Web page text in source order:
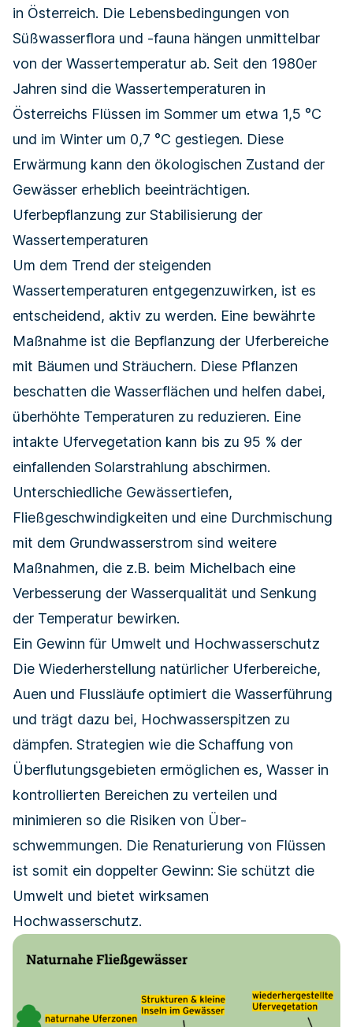
in Österreich. Die Lebens­bedingungen von
Süßwasser­flora und -fauna hängen unmittelbar
von der Wassertemperatur ab. Seit den 1980er
Jahren sind die Wassertemperaturen in
Österreichs Flüssen im Sommer um etwa 1,5 °C
und im Winter um 0,7 °C gestiegen. Diese
Erwärmung kann den ökologischen Zustand der
Gewässer erheblich beeinträchtigen.
Uferbepflanzung zur Stabilisierung der
Wassertemperaturen
Um dem Trend der steigenden
Wassertemperaturen entgegenzuwirken, ist es
entscheidend, aktiv zu werden. Eine bewährte
Maßnahme ist die Bepflanzung der Uferbereiche
mit Bäumen und Sträuchern. Diese Pflanzen
beschatten die Wasserflächen und helfen dabei,
überhöhte Temperaturen zu reduzieren. Eine
intakte Ufervegetation kann bis zu 95 % der
einfallenden Solarstrahlung abschirmen.
Unterschiedliche Gewässertiefen,
Fließgeschwindigkeiten und eine Durchmischung
mit dem Grund­wasserstrom sind weitere
Maßnahmen, die z.B. beim Michelbach eine
Verbesserung der Wasserqualität und Senkung
der Temperatur bewirken.
Ein Gewinn für Umwelt und Hochwasserschutz
Die Wiederherstellung natürlicher Uferbereiche,
Auen und Flussläufe optimiert die Wasser­führung
und trägt dazu bei, Hochwasserspitzen zu
dämpfen. Strategien wie die Schaffung von
Überflutungs­gebieten ermöglichen es, Wasser in
kontrollierten Bereichen zu verteilen und
minimieren so die Risiken von Über­
schwemmungen. Die Renaturierung von Flüssen
ist somit ein doppelter Gewinn: Sie schützt die
Umwelt und bietet wirksamen
Hochwasserschutz.